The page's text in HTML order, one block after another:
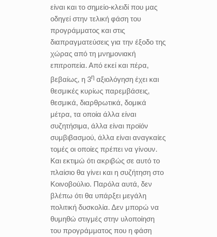
είναι και το σημείο-κλειδί που μας
οδηγεί στην τελική φάση του
προγράμματος και στις
διαπραγματεύσεις για την έξοδο της
χώρας από τη μνημονιακή
επιτροπεία. Από εκεί και πέρα,
βεβαίως, η 3η αξιολόγηση έχει και
θεσμικές κυρίως παρεμβάσεις,
θεσμικά, διαρθρωτικά, δομικά
μέτρα, τα οποία άλλα είναι
συζητήσιμα, άλλα είναι προϊόν
συμβιβασμού, άλλα είναι αναγκαίες
τομές οι οποίες πρέπει να γίνουν.
Και εκτιμώ ότι ακριβώς σε αυτό το
πλαίσιο θα γίνει και η συζήτηση στο
Κοινοβούλιο. Παρόλα αυτά, δεν
βλέπω ότι θα υπάρξει μεγάλη
πολιτική δυσκολία. Δεν μπορώ να
θυμηθώ στιγμές στην υλοποίηση
του προγράμματος που η φάση